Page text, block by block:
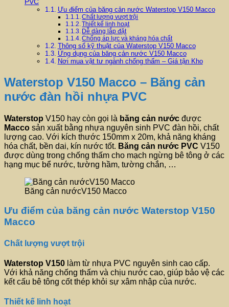
Ưu điểm của băng cản nước Waterstop V150 Macco
Chất lượng vượt trội
Thiết kế linh hoạt
Dễ dàng lắp đặt
Chống áp lực và kháng hóa chất
Thông số kỹ thuật của Waterstop V150 Macco
Ứng dụng của băng cản nước V150 Macco
Nơi mua vật tư ngành chống thấm – Giá tận Kho
Waterstop V150 Macco – Băng cản
nước đàn hồi nhựa PVC
Waterstop V150 hay còn gọi là băng cản nước được
Macco sản xuất bằng nhựa nguyên sinh PVC đàn hồi, chất
lượng cao. Với kích thước 150mm x 20m, khả năng kháng
hóa chất, bền dai, kín nước tốt. Băng cản nước PVC V150
được dùng trong chống thấm cho mạch ngừng bê tông ở các
hạng mục bể nước, tường hầm, tường chắn, …
Băng cản nướcV150 Macco
Ưu điểm của băng cản nước Waterstop V150
Macco
Chất lượng vượt trội
Waterstop V150 làm từ nhựa PVC nguyên sinh cao cấp.
Với khả năng chống thấm và chịu nước cao, giúp bảo vệ các
kết cấu bê tông cốt thép khỏi sự xâm nhập của nước.
Thiết kế linh hoạt